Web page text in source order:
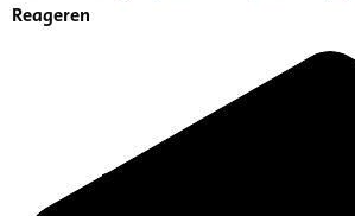
Reageren